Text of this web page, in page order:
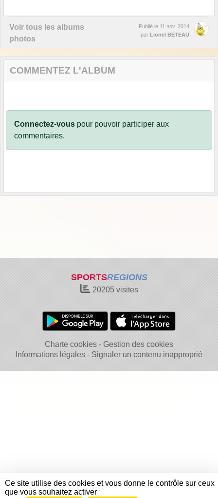
Voir tous les albums
photos
Publié le 11 nov. 2014
par Lionel BETEAU
COMMENTEZ L'ALBUM
Connectez-vous pour pouvoir participer aux
commentaires.
SPORTSREGIONS
20205visites
Charte cookies
Gestion des cookies
Informations légales
Signaler un contenu inapproprié
Ce site utilise des cookies et vous donne le contrôle sur ceux
que vous souhaitez activer